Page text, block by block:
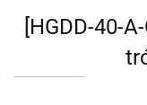
[HGDD-40-